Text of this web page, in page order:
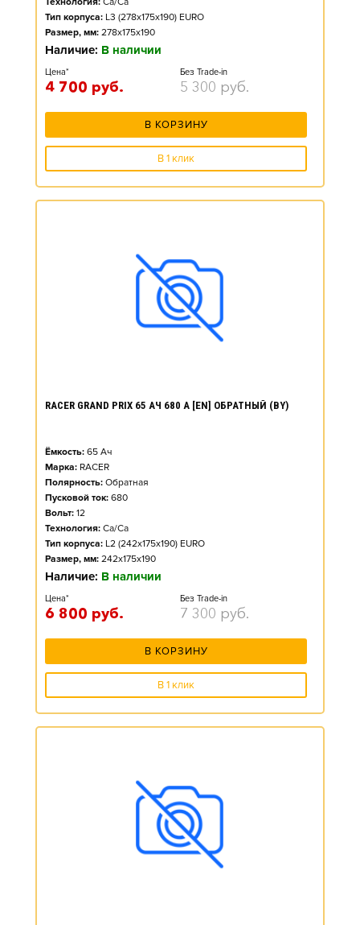
Тип корпуса: L3 (278x175x190) EURO
Размер, мм: 278x175x190
Наличие: В наличии
Цена*
4 700 руб.
Без Trade-in
5 300 руб.
В КОРЗИНУ
В 1 клик
RACER GRAND PRIX 65 АЧ 680 А [EN] ОБРАТНЫЙ (BY)
Ёмкость: 65 Ач
Марка: RACER
Полярность: Обратная
Пусковой ток: 680
Вольт: 12
Технология: Ca/Ca
Тип корпуса: L2 (242x175x190) EURO
Размер, мм: 242x175x190
Наличие: В наличии
Цена*
6 800 руб.
Без Trade-in
7 300 руб.
В КОРЗИНУ
В 1 клик